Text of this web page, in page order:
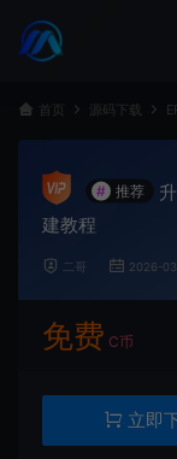
首页 源码下载
# 推荐
建教程
二哥 2026-
免费 C币
立即